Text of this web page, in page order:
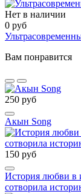
Нет в наличии
0 руб
Вам понравится
250 руб
Акын Song
150 руб
История любви в
сотворила